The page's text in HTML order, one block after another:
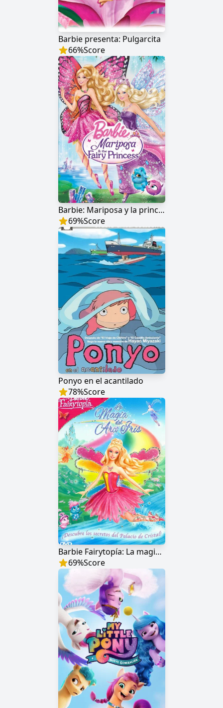
Barbie presenta: Pulgarcita
66%Score
Barbie: Mariposa y la princesa de las hadas
69%Score
Ponyo en el acantilado
78%Score
Barbie Fairytopía: La magia del arco iris
69%Score